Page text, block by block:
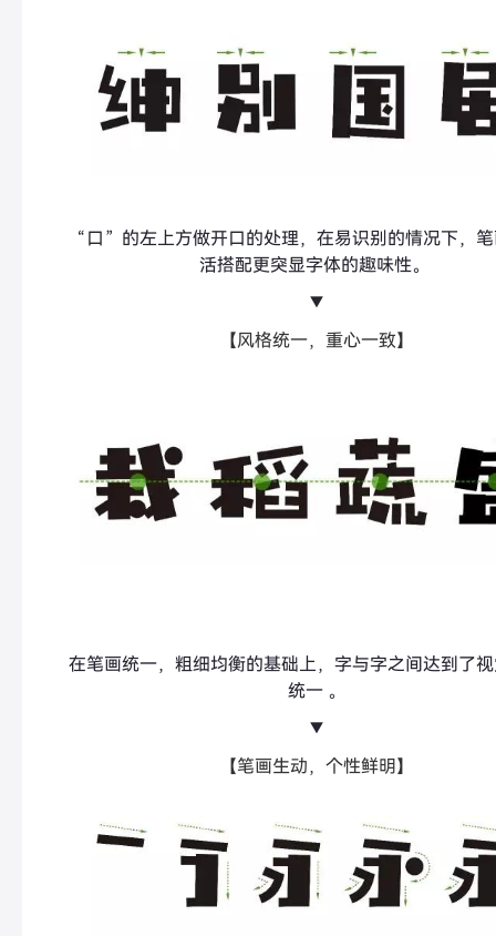
“口”的左上方做开口的处理，在易识别的情况下，
活搭配更突显字体的趣味性。
▼
【风格统一，重心一致】
在笔画统一，粗细均衡的基础上，字与字之间达到了
统一 。
▼
【笔画生动，个性鲜明】